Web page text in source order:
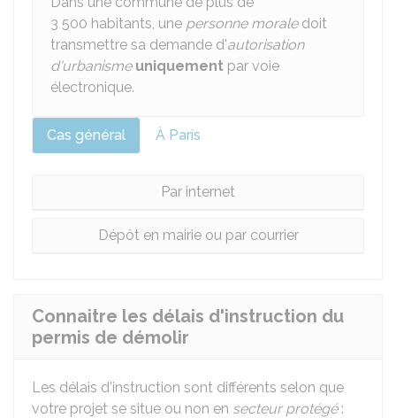
3 500 habitants, une personne moraledoit
transmettre sa demande d'autorisation
d'urbanisme uniquement par voie
électronique.
Cas général À Paris
Par internet
Dépôt en mairie ou par courrier
Connaitre les délais d'instruction du
permis de démolir
Les délais d'instruction sont différents selon que
votre projet se situe ou non en secteur protégé: